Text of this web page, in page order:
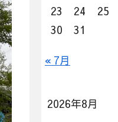
23
24 25
30
31
« 7月
2026年8月